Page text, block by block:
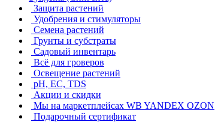
Защита растений
Удобрения и стимуляторы
Семена растений
Грунты и субстраты
Садовый инвентарь
Всё для гроверов
Освещение растений
pH, EC, TDS
Акции и скидки
Мы на маркетплейсах WB YANDEX OZON
Подарочный сертификат